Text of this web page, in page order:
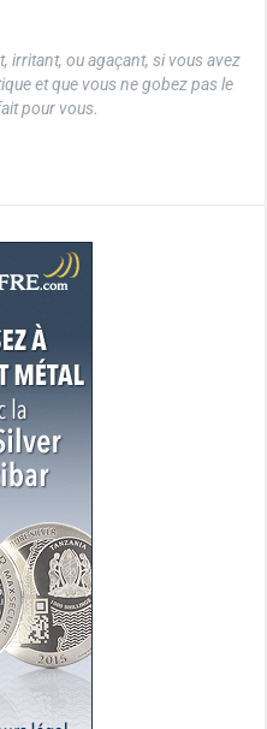
irritant, ou agaçant, si vous avez
et que vous ne gobez pas le
pour vous.